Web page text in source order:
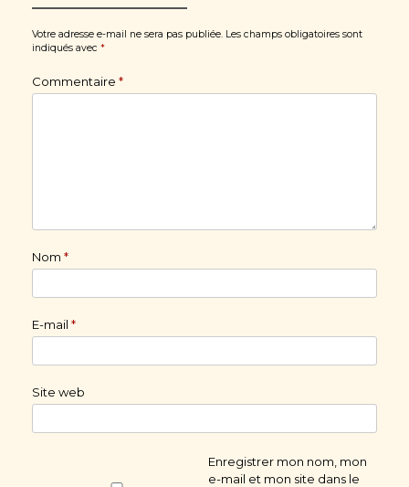
Votre adresse e-mail ne sera pas publiée. Les champs obligatoires sont
indiqués avec *
Commentaire *
Nom *
E-mail *
Site web
Enregistrer mon nom, mon
e-mail et mon site dans le